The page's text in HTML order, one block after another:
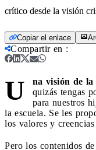
crítico desde la visión
Copiar el enlace
Compartir en :
U na visión de la
quizás tengas
para nuestros
la escuela. Se les
los valores y
Pero los contenidos